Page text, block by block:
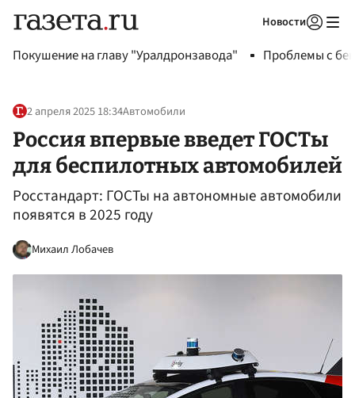
Новости
Покушение на главу "Уралдронзавода" Проблемы с
2 апреля 2025 18:34Автомобили
Россия впервые введет ГОСТы
для беспилотных автомобилей
Росстандарт: ГОСТы на автономные автомобили
появятся в 2025 году
Михаил Лобачев